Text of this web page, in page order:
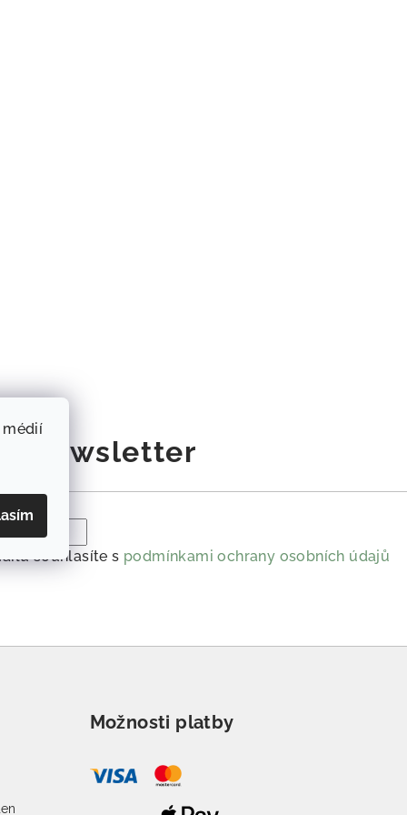
médií
newsletter
souhlasíte s podmínkami ochrany osobních údajů
Možnosti platby